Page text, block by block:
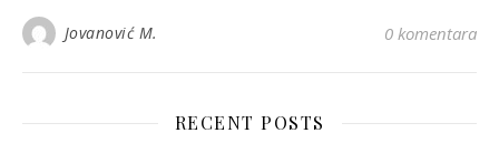
Jovanović M. 0 komentara
RECENT POSTS